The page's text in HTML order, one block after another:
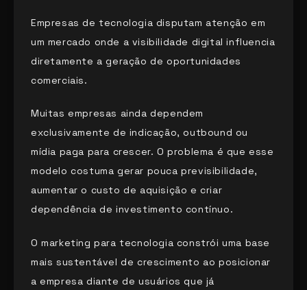
Empresas de tecnologia disputam atenção em
um mercado onde a visibilidade digital influencia
diretamente a geração de oportunidades
comerciais.
Muitas empresas ainda dependem
exclusivamente de indicação, outbound ou
mídia paga para crescer. O problema é que esse
modelo costuma gerar pouca previsibilidade,
aumentar o custo de aquisição e criar
dependência de investimento contínuo.
O marketing para tecnologia constrói uma base
mais sustentável de crescimento ao posicionar
a empresa diante de usuários que já